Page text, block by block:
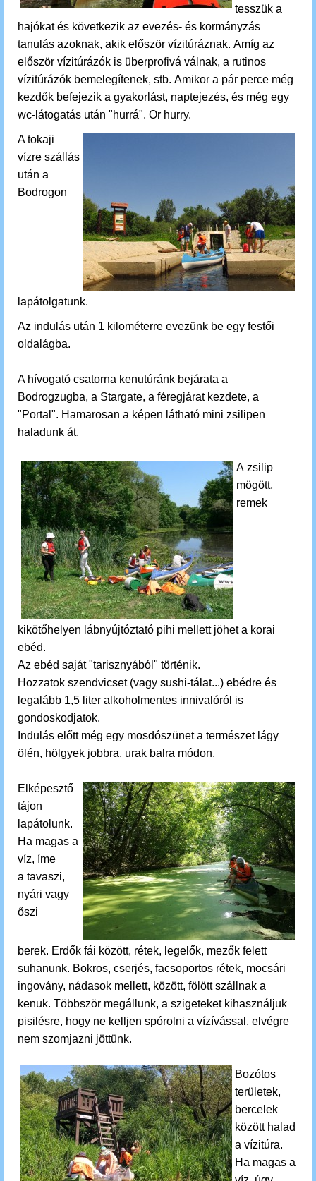
tesszük a
hajókat és következik az evezés- és kormányzás
tanulás azoknak, akik először vízitúráznak. Amíg az
először vízitúrázók is überprofivá válnak, a rutinos
vízitúrázók bemelegítenek, stb. Amikor a pár perce még
kezdők befejezik a gyakorlást, naptejezés, és még egy
wc-látogatás után "hurrá". Or hurry.
A tokaji
vízre szállás
után a
Bodrogon
lapátolgatunk.
Az indulás után 1 kilométerre evezünk be egy festői
oldalágba.
A hívogató csatorna kenutúránk bejárata a
Bodrogzugba, a Stargate, a féregjárat kezdete, a
"Portal". Hamarosan a képen látható mini zsilipen
haladunk át.
A zsilip
mögött,
remek
kikötőhelyen lábnyújtóztató pihi mellett jöhet a korai
ebéd.
Az ebéd saját "tarisznyából" történik.
Hozzatok szendvicset (vagy sushi-tálat...) ebédre és
legalább 1,5 liter alkoholmentes innivalóról is
gondoskodjatok.
Indulás előtt még egy mosdószünet a természet lágy
ölén, hölgyek jobbra, urak balra módon.
Elképesztő
tájon
lapátolunk.
Ha magas a
víz, íme
a tavaszi,
nyári vagy
őszi
berek. Erdők fái között, rétek, legelők, mezők felett
suhanunk. Bokros, cserjés, facsoportos rétek, mocsári
ingovány, nádasok mellett, között, fölött szállnak a
kenuk. Többször megállunk, a szigeteket kihasználjuk
pisilésre, hogy ne kelljen spórolni a vízívással, elvégre
nem szomjazni jöttünk.
Bozótos
területek,
bercelek
között halad
a vízitúra.
Ha magas a